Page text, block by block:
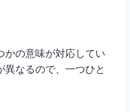
かの意味が対応してい
異なるので、一つひと